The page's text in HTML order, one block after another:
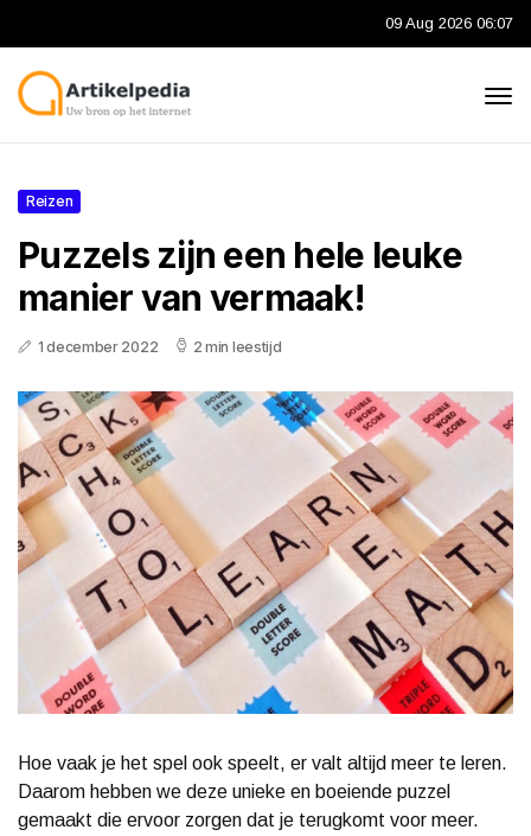
09 Aug 2026 06:07
Reizen
Puzzels zijn een hele leuke
manier van vermaak!
1 december 2022 2 min leestijd
Hoe vaak je het spel ook speelt, er valt altijd meer te leren.
Daarom hebben we deze unieke en boeiende puzzel
gemaakt die ervoor zorgen dat je terugkomt voor meer.